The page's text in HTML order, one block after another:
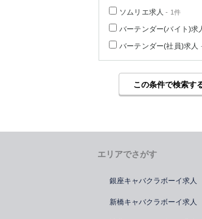
ソムリエ求人 - 1件
バーテンダー(バイト)求
バーテンダー(社員)求人
この条件で検索す
エリアでさがす
銀座キャバクラボーイ求人
新橋キャバクラボーイ求人